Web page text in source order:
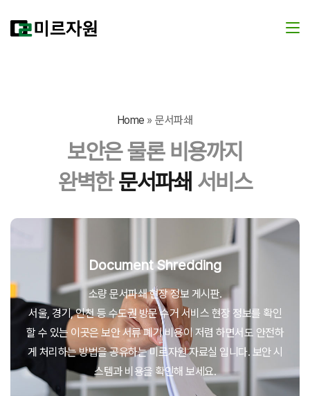
Home » 문서파쇄
보안은 물론 비용까지
완벽한문서파쇄 서비스
Document Shredding
소량 문서파쇄 현장 정보 게시판.
서울, 경기, 인천 등 수도권 방문 수거 서비스 현장 정보를 확인
할 수 있는 이곳은 보안 서류 폐기 비용이 저렴 하면서도 안전하
게 처리하는 방법을 공유하는 미르자원 자료실 입니다. 보안 시
스템과 비용을 확인해 보세요.